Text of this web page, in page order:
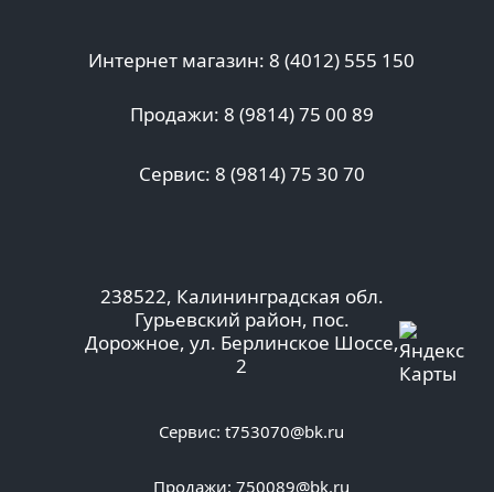
238522, Калининградская обл.
Гурьевский район, пос.
Дорожное, ул. Берлинское Шоссе,
2
Интернет магазин: 8 (4012) 555 150
Продажи: 8 (9814) 75 00 89
Сервис: 8 (9814) 75 30 70
Сервис:t753070@bk.ru
Продажи:750089@bk.ru